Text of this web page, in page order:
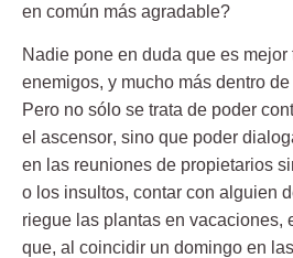
en común más agradable?
Nadie pone en duda que es mejor
enemigos, y mucho más dentro
Pero no sólo se trata de poder
el ascensor, sino que poder
en las reuniones de propietarios
o los insultos, contar con alguien
riegue las plantas en vacaciones,
que, al coincidir un domingo en